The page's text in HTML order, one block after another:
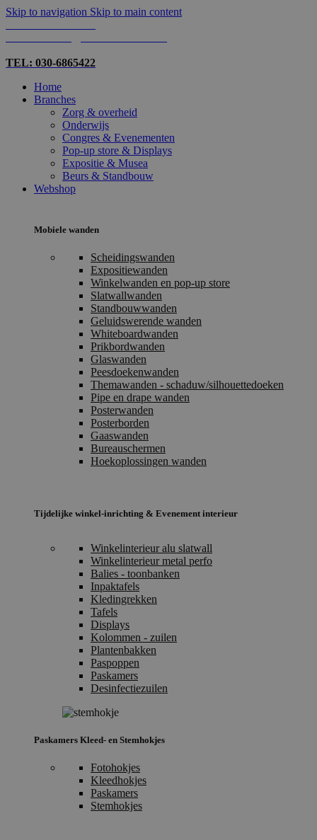
Skip to navigation Skip to main content
TEL: 030-6865422
Home
Branches
Zorg & overheid
Onderwijs
Congres & Evenementen
Pop-up store & Displays
Expositie & Musea
Beurs & Standbouw
Webshop
Mobiele wanden
Scheidingswanden
Expositiewanden
Winkelwanden en pop-up store
Slatwallwanden
Standbouwwanden
Geluidswerende wanden
Whiteboardwanden
Prikbordwanden
Glaswanden
Peesdoekenwanden
Themawanden - schaduw/silhouettedoeken
Pipe en drape wanden
Posterwanden
Posterborden
Gaaswanden
Bureauschermen
Hoekoplossingen wanden
Tijdelijke winkel-inrichting & Evenement interieur
Winkelinterieur alu slatwall
Winkelinterieur metal perfo
Balies - toonbanken
Inpaktafels
Kledingrekken
Tafels
Displays
Kolommen - zuilen
Plantenbakken
Paspoppen
Paskamers
Desinfectiezuilen
Paskamers Kleed- en Stemhokjes
Fotohokjes
Kleedhokjes
Paskamers
Stemhokjes